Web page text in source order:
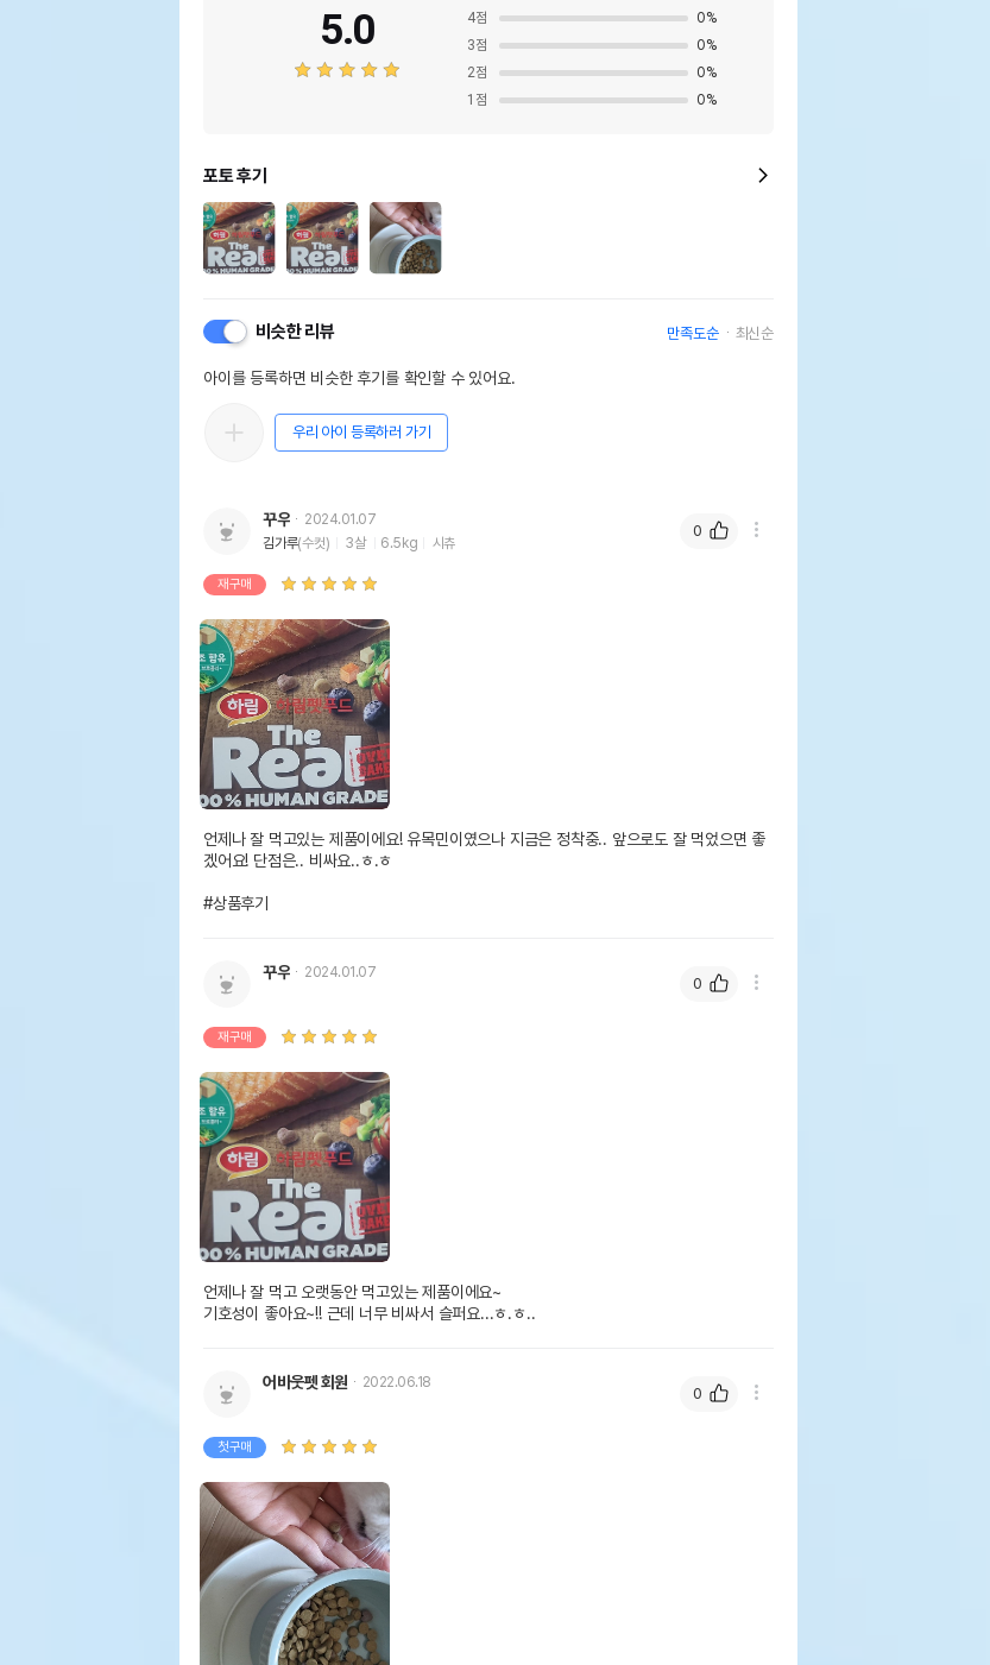
5.0
4점 0%
3점 0%
2점 0%
1 점 0%
포토 후기
비슷한 리뷰 만족도순 최신순
아이를 등록하면 비슷한 후기를 확인할 수 있어요.
우리 아이 등록하러 가기
꾸우
2024.01.07
김가루(수컷) 3살 6.5kg 시츄
재구매
언제나 잘 먹고있는 제품이에요! 유목민이였으나 지금은 정착중.. 앞으로도 잘 먹었으면 좋
겠어요! 단점은.. 비싸요..ㅎ.ㅎ
#상품후기
0
꾸우 2024.01.07
재구매
언제나 잘 먹고 오랫동안 먹고있는 제품이에요~
기호성이 좋아요~!! 근데 너무 비싸서 슬퍼요...ㅎ.ㅎ..
0
어바웃펫 회원 2022.06.18
첫구매
0